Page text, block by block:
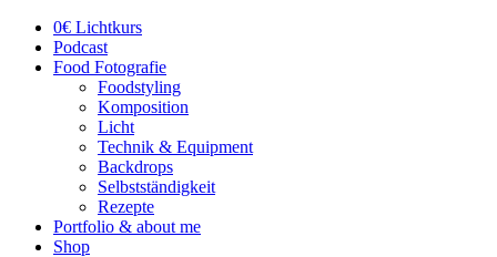
0€ Lichtkurs
Podcast
Food Fotografie
Foodstyling
Komposition
Licht
Technik & Equipment
Backdrops
Selbstständigkeit
Rezepte
Portfolio & about me
Shop